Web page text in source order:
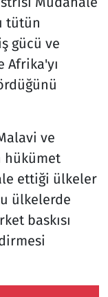
tütün
gücü ve
ve
hükümet
ettiği ülkeler
ülkelerde
baskısı